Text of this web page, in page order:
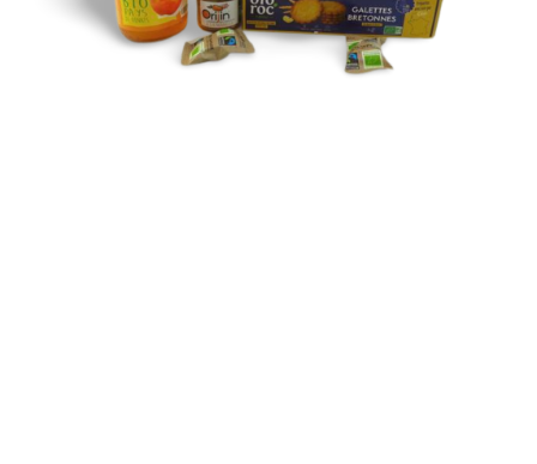
Cliquez pour voir